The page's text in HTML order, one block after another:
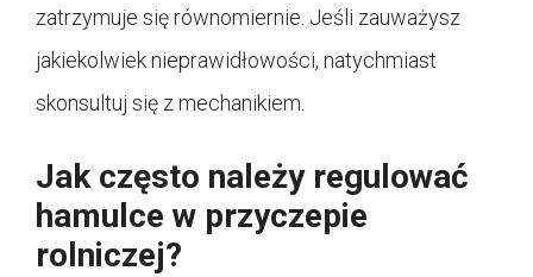
zatrzymuje się równomiernie. Jeśli zauważysz
jakiekolwiek nieprawidłowości, natychmiast
skonsultuj się z mechanikiem.
Jak często należy regulować
hamulce w przyczepie
rolniczej?